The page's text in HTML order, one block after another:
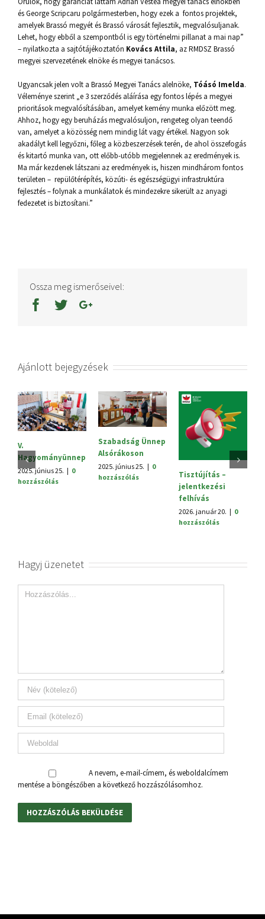
és George Scripcaru polgármesterben, hogy ezek a fontos projektek,
amelyek Brassó megyét és Brassó városát fejlesztik, megvalósuljanak.
Lehet, hogy ebből a szempontból is egy történelmi pillanat a mai nap”
– nyilatkozta a sajtótájékoztatón Kovács Attila, az RMDSZ Brassó
megyei szervezetének elnöke és megyei tanácsos.
Ugyancsak jelen volt a Brassó Megyei Tanács alelnöke, Tóásó Imelda.
Véleménye szerint „e 3 szerződés aláírása egy fontos lépés a megyei
prioritások megvalósításában, amelyet kemény munka előzött meg.
Ahhoz, hogy egy beruházás megvalósuljon, rengeteg olyan teendő
van, amelyet a közösség nem mindig lát vagy értékel. Nagyon sok
akadályt kell legyőzni, főleg a közbeszerzések terén, de ahol összefogás
és kitartó munka van, ott előbb-utóbb megjelennek az eredmények is.
Ma már kezdenek látszani az eredmények is, hiszen mindhárom fontos
területen – repülőtérépítés, közúti- és egészségügyi infrastruktúra
fejlesztés – folynak a munkálatok és mindezekre sikerült az anyagi
fedezetet is biztosítani.”
Ossza meg ismerőseivel:
Ajánlott bejegyzések
V.
Hagyományünnep
2025. június 25. | 0
hozzászólás
Szabadság Ünnep
Alsórákoson
2025. június 25. | 0
hozzászólás
Tisztújítás –
jelentkezési
felhívás
2026. január 20. | 0
hozzászólás
Hagyj üzenetet
A nevem, e-mail-címem, és weboldalcímem
mentése a böngészőben a következő hozzászólásomhoz.